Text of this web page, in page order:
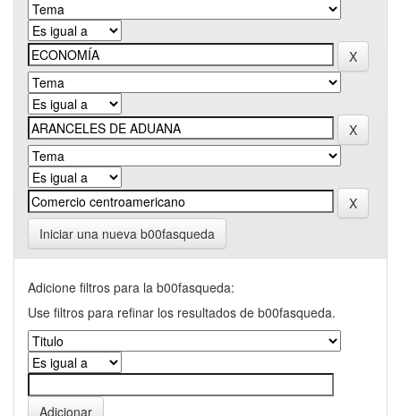
Iniciar una nueva b00fasqueda
Adicione filtros para la b00fasqueda:
Use filtros para refinar los resultados de b00fasqueda.